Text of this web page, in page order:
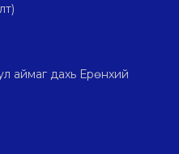
аймаг дахь Ерөнхий